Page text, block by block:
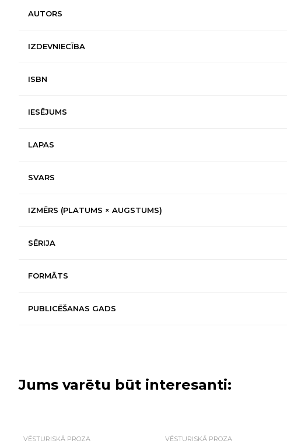
AUTORS
IZDEVNIECĪBA
ISBN
IESĒJUMS
LAPAS
SVARS
IZMĒRS (PLATUMS × AUGSTUMS)
SĒRIJA
FORMĀTS
PUBLICĒŠANAS GADS
Jums varētu būt interesanti:
VĒSTURISKĀ PROZA VĒSTURISKĀ PROZA